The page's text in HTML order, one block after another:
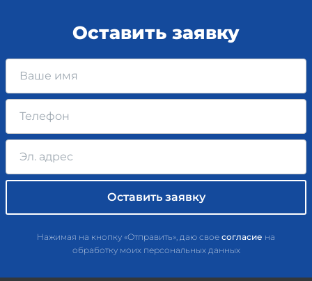
Оставить заявку
Нажимая на кнопку «Отправить», даю свое согласие на
обработку моих персональных данных